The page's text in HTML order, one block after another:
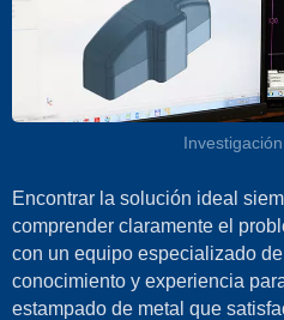
Encontrar la solución ideal
comprender claramente el
con un equipo especializado
conocimiento y experiencia
estampado de metal que